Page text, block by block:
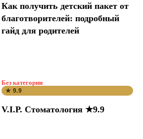
Как получить детский пакет от
благотворителей: подробный
гайд для родителей
Без категории
★ 9.9
V.I.P. Стоматология ★9.9